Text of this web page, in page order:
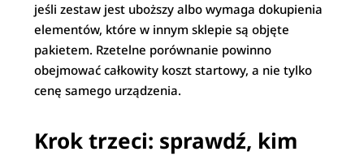
jeśli zestaw jest uboższy albo wymaga dokupienia
elementów, które w innym sklepie są objęte
pakietem. Rzetelne porównanie powinno
obejmować całkowity koszt startowy, a nie tylko
cenę samego urządzenia.
Krok trzeci: sprawdź, kim